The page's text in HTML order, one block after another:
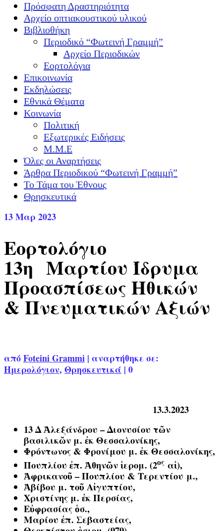
Πρόσφατη Δραστηριότητα
Αρχείο οπτιακουστικού υλικού
Βιβλιοθήκη
Περιοδικό “Φωτεινή Γραμμή”
Αρχείο Περιοδικών
Εορτολόγια
Επικοινωνία
Εκδηλώσεις
Εθνικά Θέματα
Κοινωνία
Πολιτική
Εξωτερικές Ειδήσεις
Μ.Μ.Ε
Όλες οι Αναρτήσεις
Άρθρα Περιοδικού “Φωτεινή Γραμμή”
Το Τάμα του Έθνους
Θρησκευτικά
13Μαρ 2023
Εορτολόγιο
13η Μαρτίου Ίδρυμα
Προασπίσεως Ηθικών
& Πνευματικών Αξιών
απόFoteini Grammi | αναρτήθηκε σε:
Ημερολόγιον, Θρησκευτικά | 0
13.3.2023
13 Δ Ἀλεξάνδρου – Διονυσίου τῶν
βασιλικῶν μ. ἐκ Θεσσαλονίκης,
Φρόντωνος & Φρονίμου μ. ἐκ Θεσσαλονίκης,
Πουπλίου ἐπ. Ἀθηνῶν ἱερομ. (2ος αἰ),
Ἀφρικανοῦ – Πουπλίου & Τερεντίου μ.,
Ἀβίβου μ. τοῦ Αἰγυπτίου,
Χριστίνης μ. ἐκ Περσίας,
Εὐφρασίας ὁσ.,
Μαρίου ἐπ. Σεβαστείας,